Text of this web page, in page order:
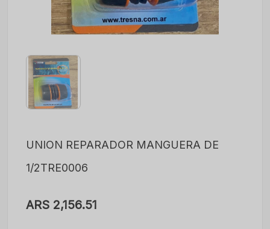
UNION REPARADOR MANGUERA DE
1/2TRE0006
ARS 2,156.51